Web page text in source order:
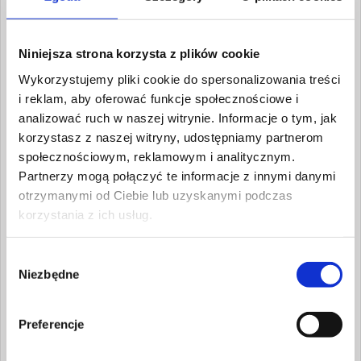
Niniejsza strona korzysta z plików cookie
Wykorzystujemy pliki cookie do spersonalizowania treści
i reklam, aby oferować funkcje społecznościowe i
analizować ruch w naszej witrynie. Informacje o tym, jak
korzystasz z naszej witryny, udostępniamy partnerom
społecznościowym, reklamowym i analitycznym.
Partnerzy mogą połączyć te informacje z innymi danymi
otrzymanymi od Ciebie lub uzyskanymi podczas
korzystania z ich usług.
zgody
Niezbędne
Preferencje
2016/679 z dnia 27 kwietnia 2016 r. i jeśli nie
powstały żadne zobowiązania wobec w/w
placówki – art. 17, pkt. 3, ust. e –
Rozporządzenia Parlamentu Europejskiego i
Rady (UE) 2016/679 z dnia 27 kwietnia 2016
r.)
Państwa dane osobowe nie będą podlegać
zautomatyzowanemu podejmowaniu decyzji
lub profilowaniu.
Przysługuje Państwu prawo dostępu do
treści swoich danych oraz ich sprostowania,
Parlamentu Europejskiego i Rady (UE)
2016/679 z dnia 27 kwietnia 2016 r.) lub
Rozporządzenie Parlamentu Europejskiego i